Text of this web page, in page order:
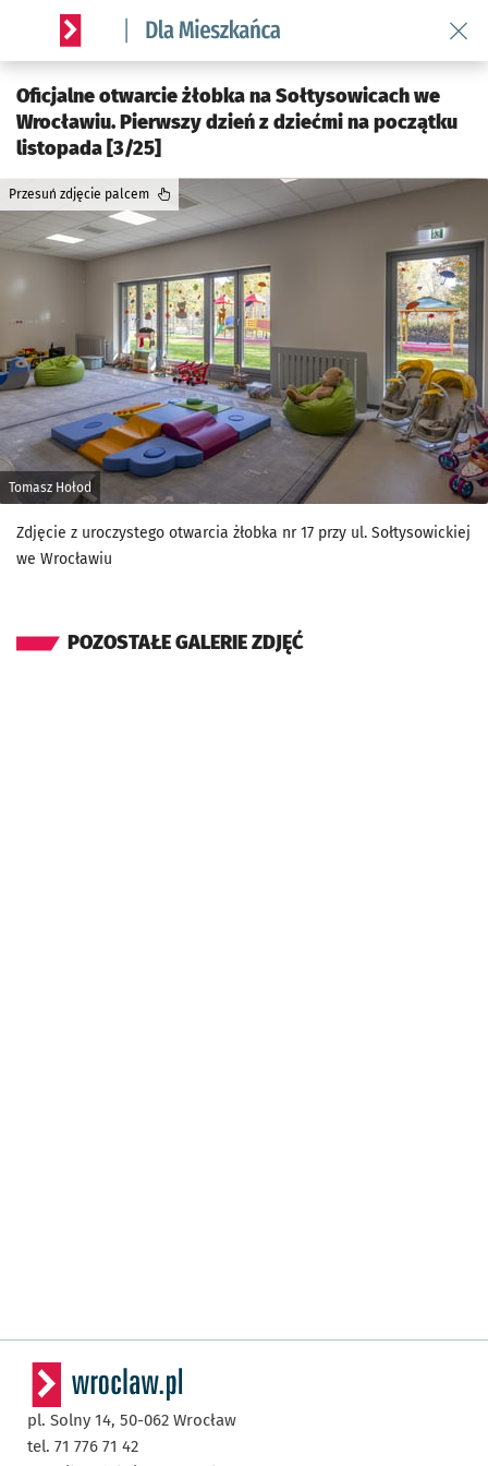
Serwis informacyjny wroclaw.pl podserwis: Dla mieszkańca
Oficjalne otwarcie żłobka na Sołtysowicach we
Wrocławiu. Pierwszy dzień z dziećmi na początku
listopada [3/25]
Tomasz Hołod
Przesuń zdjęcie palcem
Zdjęcie z uroczystego otwarcia żłobka nr 17 przy ul. Sołtysowickiej
we Wrocławiu
POZOSTAŁE GALERIE ZDJĘĆ
pl. Solny 14, 50-062 Wrocław
tel. 71 776 71 42